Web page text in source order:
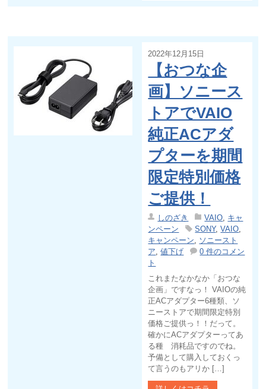
2022年12月15日
【おつな企
画】ソニース
トアでVAIO
純正ACアダ
プターを期間
限定特別価格
ご提供！
しのざき VAIO, キャ
ンペーン
SONY,VAIO,
キャンペーン, ソニースト
ア,値下げ
0 件のコメン
ト
これまたなかなか「おつな
企画」ですなっ！ VAIOの純
正ACアダプター6種類、ソ
ニーストアで期間限定特別
価格ご提供っ！！だって。
確かにACアダプターってあ
る種 消耗品ですのでね。
予備として購入しておくっ
て言うのもアリか […]